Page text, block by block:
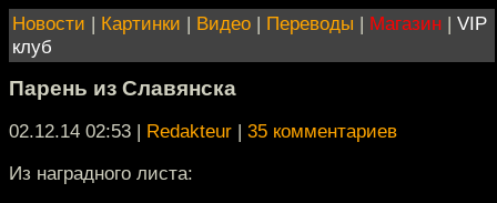
Новости | Картинки | Видео | Переводы | Магазин | VIP
клуб
Парень из Славянска
02.12.14 02:53 | Redakteur | 35 комментариев
Из наградного листа: